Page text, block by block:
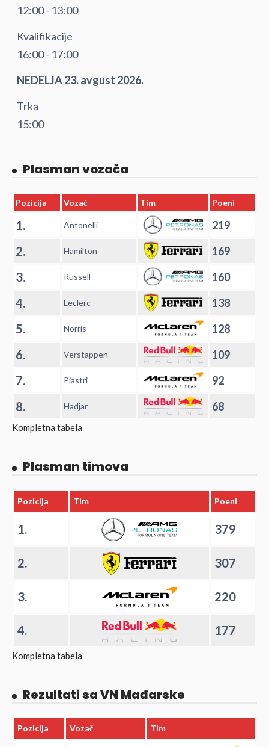
12:00 - 13:00
Kvalifikacije
16:00 - 17:00
NEDELJA 23. avgust 2026.
Trka
15:00
Plasman vozača
Pozicija Vozač Tim Poeni
1. Antonelli 219
2. Hamilton 169
3. Russell 160
4. Leclerc 138
5. Norris 128
6. Verstappen 109
7. Piastri 92
8. Hadjar 68
Kompletna tabela
Plasman timova
Pozicija Tim Poeni
1. 379
2. 307
3. 220
4. 177
Kompletna tabela
Rezultati sa VN Mađarske
Pozicija Vozač Tim